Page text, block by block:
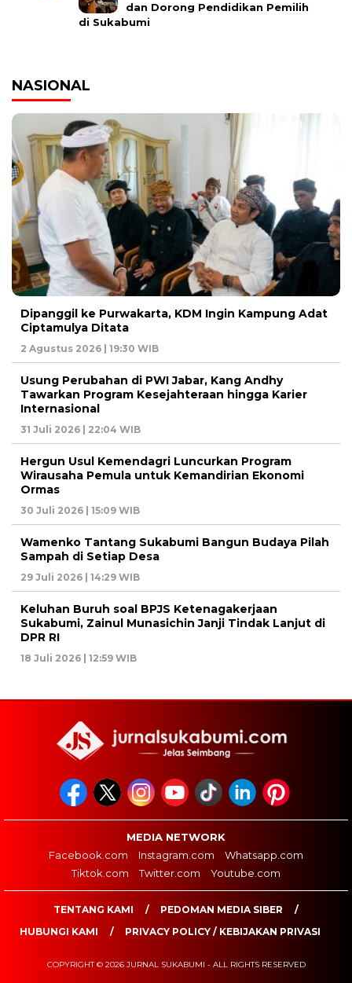
dan Dorong Pendidikan Pemilih
di Sukabumi
NASIONAL
Dipanggil ke Purwakarta, KDM Ingin Kampung Adat
Ciptamulya Ditata
2 Agustus 2026 | 19:30 WIB
Usung Perubahan di PWI Jabar, Kang Andhy
Tawarkan Program Kesejahteraan hingga Karier
Internasional
31 Juli 2026 | 22:04 WIB
Hergun Usul Kemendagri Luncurkan Program
Wirausaha Pemula untuk Kemandirian Ekonomi
Ormas
30 Juli 2026 | 15:09 WIB
Wamenko Tantang Sukabumi Bangun Budaya Pilah
Sampah di Setiap Desa
29 Juli 2026 | 14:29 WIB
Keluhan Buruh soal BPJS Ketenagakerjaan
Sukabumi, Zainul Munasichin Janji Tindak Lanjut di
DPR RI
18 Juli 2026 | 12:59 WIB
MEDIA NETWORK
Facebook.com
Instagram.com
Whatsapp.com
Tiktok.com
Twitter.com Youtube.com
TENTANG KAMI
PEDOMAN MEDIA SIBER
HUBUNGI KAMI
PRIVACY POLICY / KEBIJAKAN PRIVASI
COPYRIGHT © 2026 JURNAL SUKABUMI - ALL RIGHTS RESERVED